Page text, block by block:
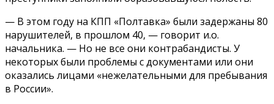
— В этом году на КПП «Полтавка» были задержаны 80
нарушителей, в прошлом 40, — говорит и.о.
начальника. — Но не все они контрабандисты. У
некоторых были проблемы с документами или они
оказались лицами «нежелательными для пребывания
в России».